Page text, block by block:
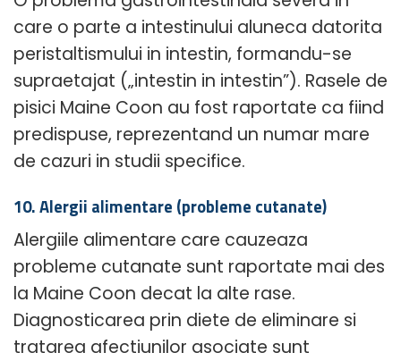
care o parte a intestinului aluneca datorita
peristaltismului in intestin, formandu-se
supraetajat („intestin in intestin”). Rasele de
pisici Maine Coon au fost raportate ca fiind
predispuse, reprezentand un numar mare
de cazuri in studii specifice.
10. Alergii alimentare (probleme cutanate)
Alergiile alimentare care cauzeaza
probleme cutanate sunt raportate mai des
la Maine Coon decat la alte rase.
Diagnosticarea prin diete de eliminare si
tratarea afectiunilor asociate sunt